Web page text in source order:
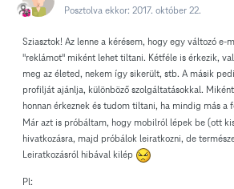
Posztolva ekkor: 2017. október 22.
Sziasztok! Az lenne a kérésem, hogy egy változó e-
"reklámot" miként lehet tiltani. Kétféle is érkezik,
meg az életed, nekem így sikerült, stb. A másik
profilját ajánlja, különböző szolgáltatásokkal.
honnan érkeznek és tudom tiltani, ha mindig más a
Már azt is próbáltam, hogy mobilról lépek be (ott
hivatkozásra, majd próbálok leiratkozni, de
Leiratkozásról hibával kilép
Pl: